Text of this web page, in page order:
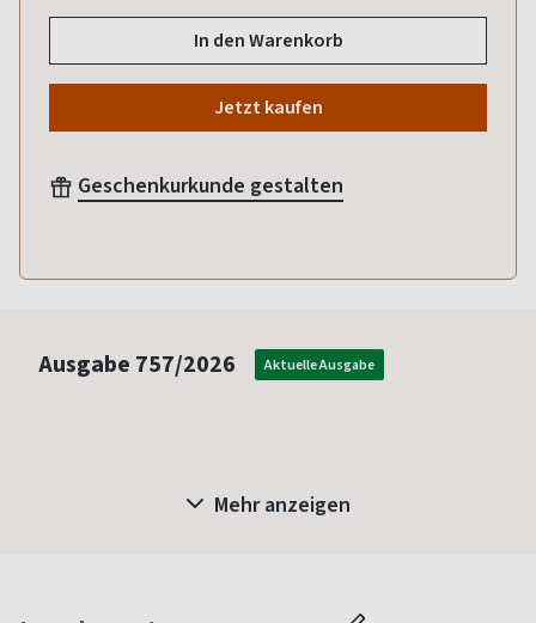
In den Warenkorb
Jetzt kaufen
Geschenkurkunde gestalten
Ausgabe 757/2026 Aktuelle Ausgabe
Mehr anzeigen